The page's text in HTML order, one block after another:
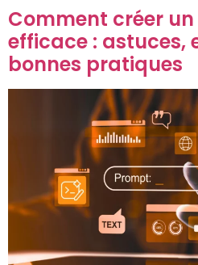
Comment créer
efficace : astuces,
bonnes pratiques